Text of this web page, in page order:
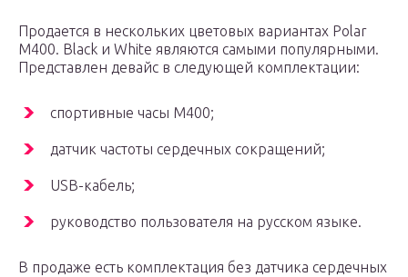
Продается в нескольких цветовых вариантах Polar
M400. Black и White являются самыми популярными.
Представлен девайс в следующей комплектации:
спортивные часы M400;
датчик частоты сердечных сокращений;
USB-кабель;
руководство пользователя на русском языке.
В продаже есть комплектация без датчика сердечных